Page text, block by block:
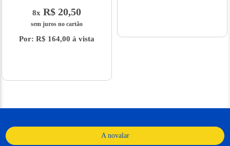
8x R$ 20,50
sem juros no cartão
Por: R$ 164,00 à vista
A novalar